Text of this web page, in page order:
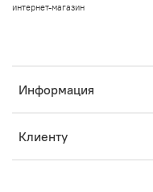
Информация
Клиенту
интернет-магазин